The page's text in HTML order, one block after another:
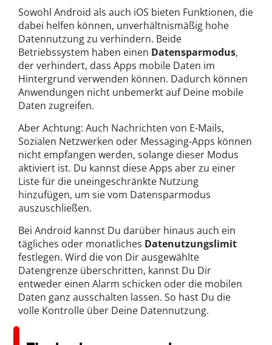
Sowohl Android als auch iOS bieten Funktionen, die
dabei helfen können, unverhältnismäßig hohe
Datennutzung zu verhindern. Beide
Betriebssystem haben einen Datensparmodus,
der verhindert, dass Apps mobile Daten im
Hintergrund verwenden können. Dadurch können
Anwendungen nicht unbemerkt auf Deine mobile
Daten zugreifen.
Aber Achtung: Auch Nachrichten von E-Mails,
Sozialen Netzwerken oder Messaging-Apps können
nicht empfangen werden, solange dieser Modus
aktiviert ist. Du kannst diese Apps aber zu einer
Liste für die uneingeschränkte Nutzung
hinzufügen, um sie vom Datensparmodus
auszuschließen.
Bei Android kannst Du darüber hinaus auch ein
tägliches oder monatliches Datenutzungslimit
festlegen. Wird die von Dir ausgewählte
Datengrenze überschritten, kannst Du Dir
entweder einen Alarm schicken oder die mobilen
Daten ganz ausschalten lassen. So hast Du die
volle Kontrolle über Deine Datennutzung.